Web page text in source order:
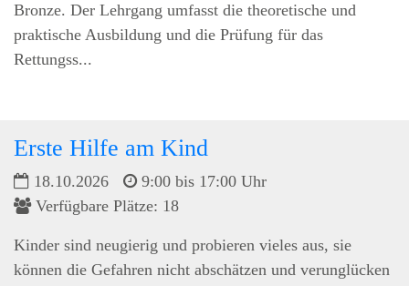
Bronze. Der Lehrgang umfasst die theoretische und
praktische Ausbildung und die Prüfung für das
Rettungss...
Erste Hilfe am Kind
18.10.2026
9:00 bis 17:00 Uhr
Verfügbare Plätze: 18
Kinder sind neugierig und probieren vieles aus, sie
können die Gefahren nicht abschätzen und verunglücken